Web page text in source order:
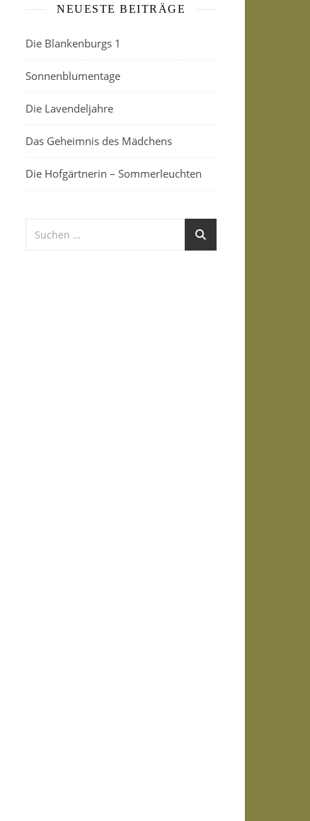
NEUESTE BEITRÄGE
Die Blankenburgs 1
Sonnenblumentage
Die Lavendeljahre
Das Geheimnis des Mädchens
Die Hofgärtnerin – Sommerleuchten